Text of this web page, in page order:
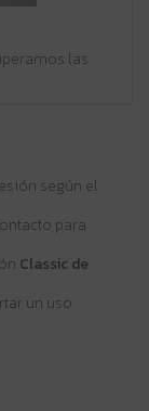
las
según el
para
Classic de
un uso